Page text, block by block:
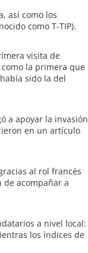
así como los
como T-TIP).
visita de
como la primera que
sido la del
a apoyar la invasión
en un artículo
al rol francés
acompañar a
a nivel local:
los índices de